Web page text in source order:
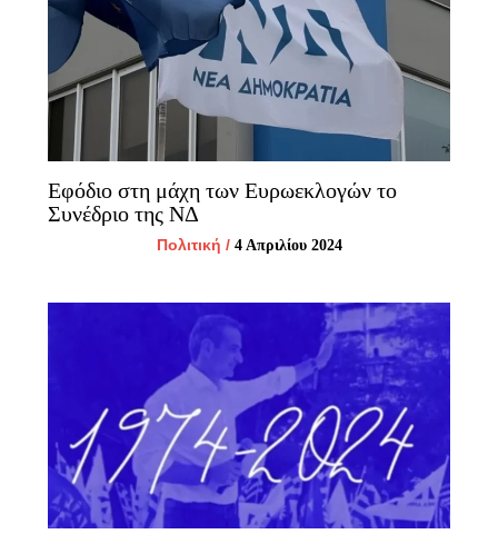
Εφόδιο στη μάχη των Ευρωεκλογών το
Συνέδριο της ΝΔ
Πολιτική / 4 Απριλίου 2024